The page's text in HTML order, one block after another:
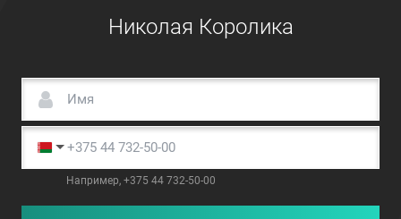
Николая Королика
Например, +375 44 732-50-00